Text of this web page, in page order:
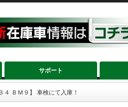
サポート
４ ＢＭ９】 車検にて入庫！